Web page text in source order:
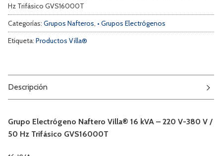
Hz Trifásico GVS16000T
Categorías: Grupos Nafteros, • Grupos Electrógenos
Etiqueta: Productos Villa®
Descripción
Grupo Electrógeno Naftero Villa® 16 kVA – 220 V-380 V /
50 Hz Trifásico GVS16000T